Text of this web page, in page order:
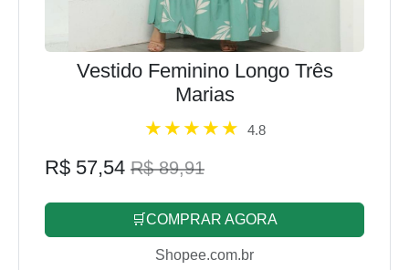
Vestido Feminino Longo Três
Marias
4.8
R$ 57,54 R$ 89,91
🛒COMPRAR AGORA
Shopee.com.br